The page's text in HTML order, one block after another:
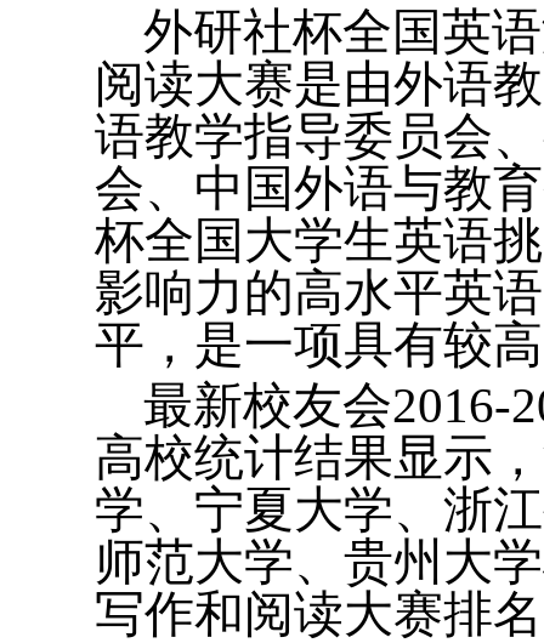
外研社杯全国英
阅读大赛是由外语
语教学指导委员会
会、中国外语与教
杯全国大学生英语
影响力的高水平英
平，是一项具有较
最新校友会2016-
高校统计结果显示
学、宁夏大学、浙
师范大学、贵州大
写作和阅读大赛排